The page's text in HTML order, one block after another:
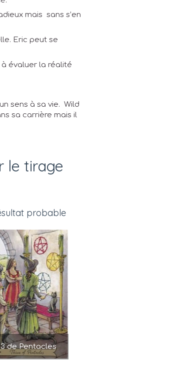
mais sans s’en
Eric peut se
évaluer la réalité
sens à sa vie. Wild
sa carrière mais il
le tirage
probable
3 de Pentacles